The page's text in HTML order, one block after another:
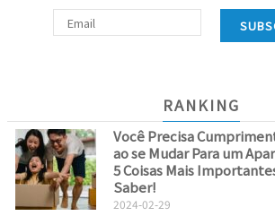
RANKING
Você Precisa
ao se Mudar Para um
5 Coisas Mais
Saber!
2024-02-29